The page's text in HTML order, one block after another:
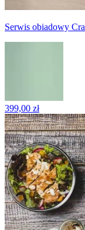
Serwis obiadowy
399,00 zł